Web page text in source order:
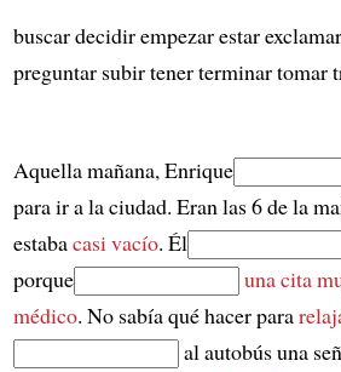
buscar decidir empezar estar
preguntar subir tener terminar tomar
Aquella mañana, Enrique
para ir a la ciudad. Eran las 6 de la
estabacasi vacío. Él
porque
una cita
médico. No sabía qué hacer para
al autobús una